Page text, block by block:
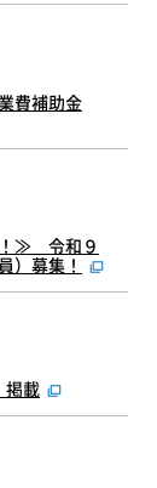
費補助金
！≫ 令和９
）募集！
掲載